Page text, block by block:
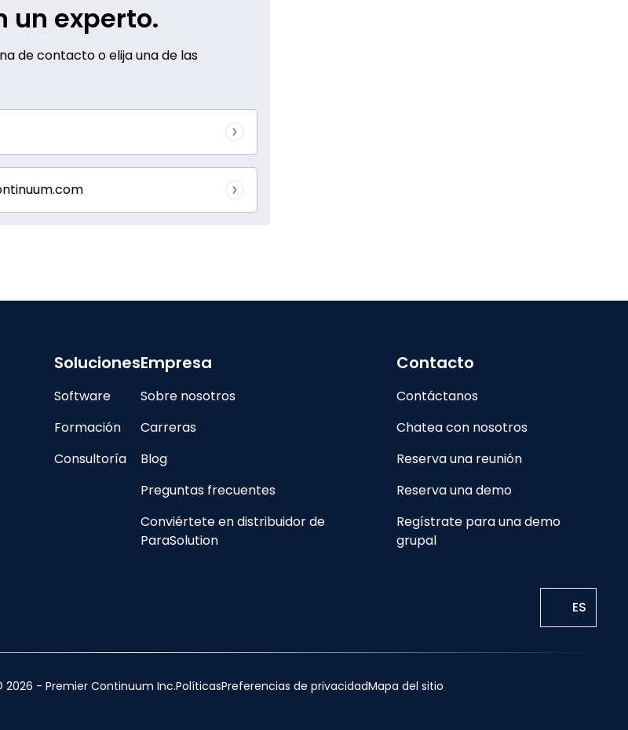
un experto.
de contacto o elija una de las
Soluciones
Software
Formación
Consultoría
Empresa
Sobre nosotros
Carreras
Blog
Preguntas frecuentes
Conviértete en distribuidor de
ParaSolution
Contacto
Contáctanos
Chatea con nosotros
Reserva una reunión
Reserva una demo
Regístrate para una demo
grupal
ES
2026 - Premier Continuum Inc.PolíticasPreferencias de privacidadMapa del sitio